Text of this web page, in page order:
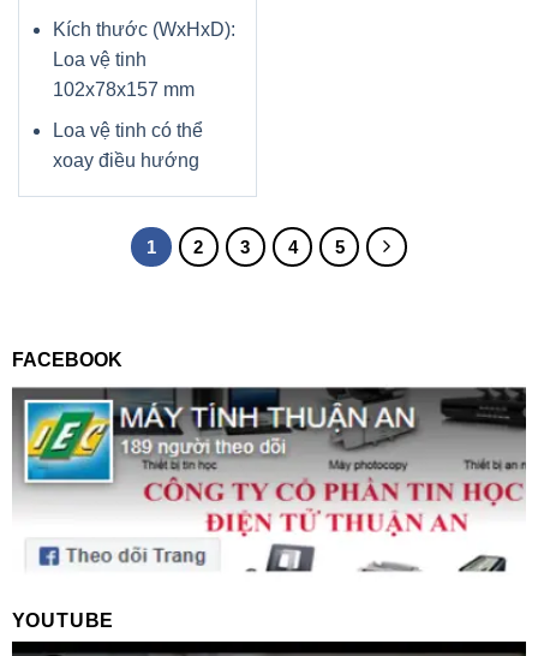
Kích thước (WxHxD):
Loa vệ tinh
102x78x157 mm
Loa vệ tinh có thể
xoay điều hướng
1 2 3 4 5
FACEBOOK
YOUTUBE